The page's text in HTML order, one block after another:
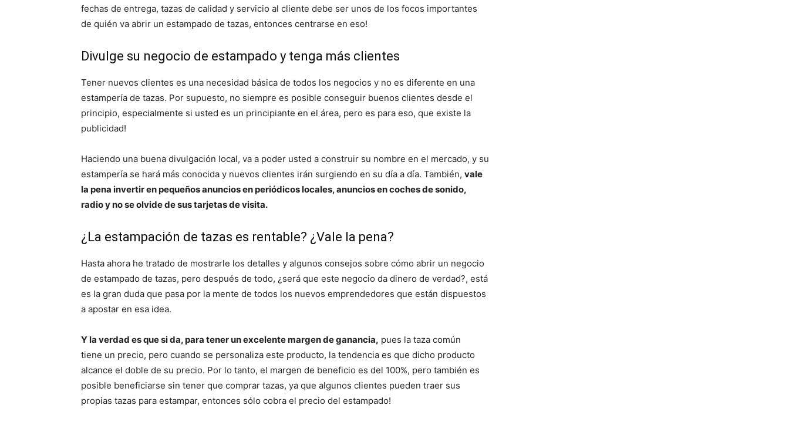
fechas de entrega, tazas de calidad y servicio al cliente debe ser unos de los focos importantes
de quién va abrir un estampado de tazas, entonces centrarse en eso!
Divulge su negocio de estampado y tenga más clientes
Tener nuevos clientes es una necesidad básica de todos los negocios y no es diferente en una
estampería de tazas. Por supuesto, no siempre es posible conseguir buenos clientes desde el
principio, especialmente si usted es un principiante en el área, pero es para eso, que existe la
publicidad!
Haciendo una buena divulgación local, va a poder usted a construir su nombre en el mercado, y su
estampería se hará más conocida y nuevos clientes irán surgiendo en su día a día. También, vale
la pena invertir en pequeños anuncios en periódicos locales, anuncios en coches de sonido,
radio y no se olvide de sus tarjetas de visita.
¿La estampación de tazas es rentable? ¿Vale la pena?
Hasta ahora he tratado de mostrarle los detalles y algunos consejos sobre cómo abrir un negocio
de estampado de tazas, pero después de todo, ¿será que este negocio da dinero de verdad?, está
es la gran duda que pasa por la mente de todos los nuevos emprendedores que están dispuestos
a apostar en esa idea.
Y la verdad es que si da, para tener un excelente margen de ganancia, pues la taza común
tiene un precio, pero cuando se personaliza este producto, la tendencia es que dicho producto
alcance el doble de su precio. Por lo tanto, el margen de beneficio es del 100%, pero también es
posible beneficiarse sin tener que comprar tazas, ya que algunos clientes pueden traer sus
propias tazas para estampar, entonces sólo cobra el precio del estampado!